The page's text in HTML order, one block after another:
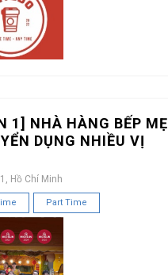
1] NHÀ HÀNG BẾP MẸ
DỤNG NHIỀU VỊ
Hồ Chí Minh
Part Time